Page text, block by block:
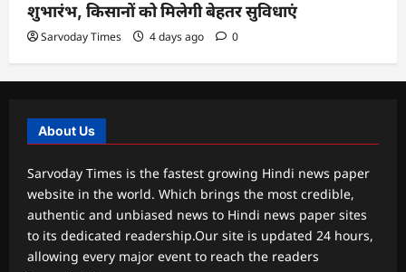
शुभारंभ, किसानों को मिलेगी बेहतर सुविधाएं
Sarvoday Times 4 days ago 0
About Us
Sarvoday Times is the fastest growing Hindi news paper
website in the world. Which brings the most credible,
authentic and unbiased news to Hindi news paper sites
to its dedicated readership.Our site is updated 24 hours,
allowing every major event to reach the readers